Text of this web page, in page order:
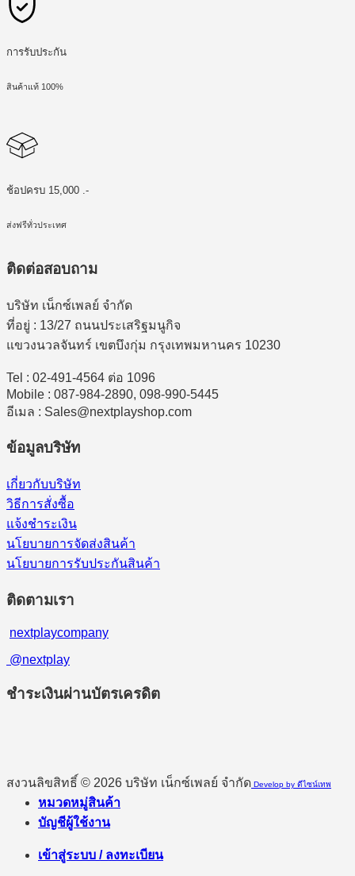
การรับประกัน
สินค้าแท้ 100%
ช้อปครบ 15,000 .-
ส่งฟรีทั่วประเทศ
ติดต่อสอบถาม
บริษัท เน็กซ์เพลย์ จำกัด
ที่อยู่ : 13/27 ถนนประเสริฐมนูกิจ
แขวงนวลจันทร์ เขตบึงกุ่ม กรุงเทพมหานคร 10230
Tel : 02-491-4564 ต่อ 1096
Mobile : 087-984-2890, 098-990-5445
อีเมล : Sales@nextplayshop.com
ข้อมูลบริษัท
เกี่ยวกับบริษัท
วิธีการสั่งซื้อ
แจ้งชำระเงิน
นโยบายการจัดส่งสินค้า
นโยบายการรับประกันสินค้า
ติดตามเรา
nextplaycompany
@nextplay
ชำระเงินผ่านบัตรเครดิต
สงวนลิขสิทธิ์ © 2026 บริษัท เน็กซ์เพลย์ จำกัด Develop by ดีไซน์เทพ
หมวดหมู่สินค้า
บัญชีผู้ใช้งาน
เข้าสู่ระบบ / ลงทะเบียน